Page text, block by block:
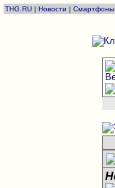
THG.RU | Новости | Смартфоны